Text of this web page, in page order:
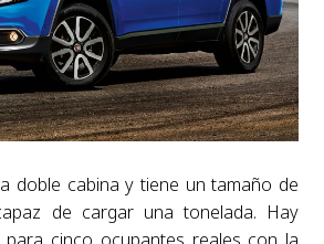
doble cabina y tiene un tamaño de
de cargar una tonelada. Hay
para cinco ocupantes reales con la